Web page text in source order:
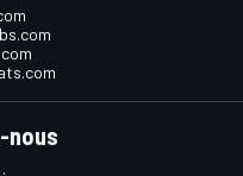
nous